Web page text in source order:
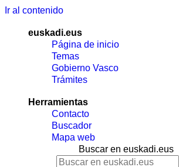
Ir al contenido
euskadi.eus
Página de inicio
Temas
Gobierno Vasco
Trámites
Herramientas
Contacto
Buscador
Mapa web
Buscar en euskadi.eus